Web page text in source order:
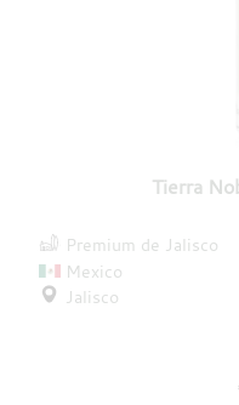
Tierra
Premium de Jalisco
Mexico
Jalisco